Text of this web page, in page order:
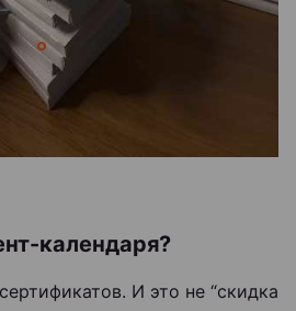
календаря?
И это не “скидка